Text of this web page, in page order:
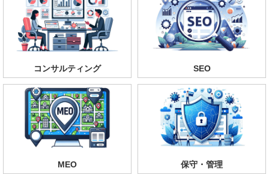
コンサルティング SEO
MEO 保守・管理